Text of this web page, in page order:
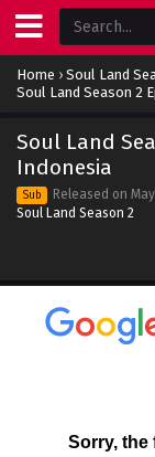
Home › Soul Land
Soul Land Season 2
Soul Land
Indonesia
Sub Released on
Soul Land Season 2